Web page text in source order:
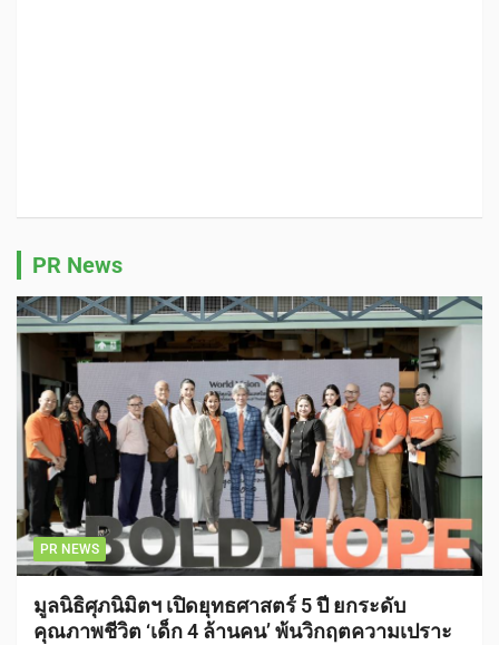
PR News
PR NEWS
มูลนิธิศุภนิมิตฯ เปิดยุทธศาสตร์ 5 ปี ยกระดับ
คุณภาพชีวิต ‘เด็ก 4 ล้านคน’ พ้นวิกฤตความเปราะ